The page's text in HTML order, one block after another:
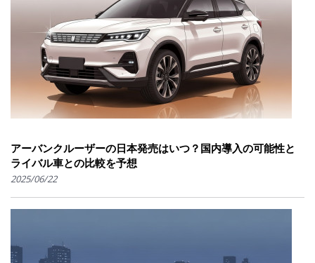
アーバンクルーザーの日本発売はいつ？国内導入の可能性と
ライバル車との比較を予想
2025/06/22